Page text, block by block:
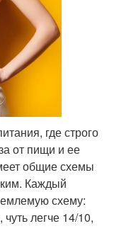
где строго
от пищи и ее
общие схемы
Каждый
схему:
легче 14/10,